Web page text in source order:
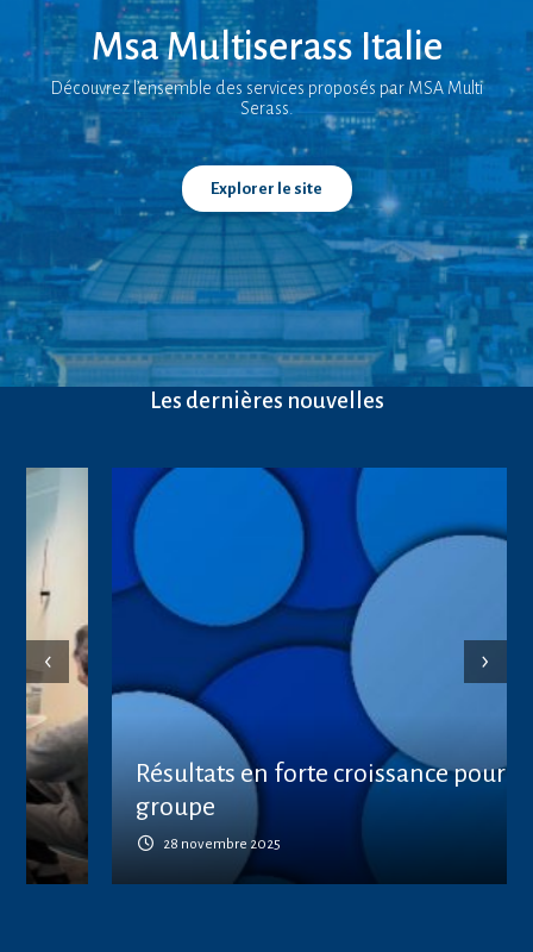
Msa Multiserass Italie
Découvrez l’ensemble des services proposés par MSA Multi
Serass.
Explorer le site
Les dernières nouvelles
Résultats en forte croissance pour le
groupe
28 novembre 2025
‹ ›